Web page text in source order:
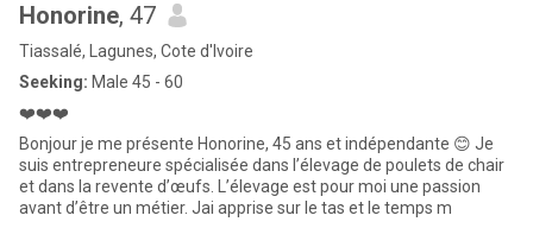
Honorine, 47
Tiassalé, Lagunes, Cote d'Ivoire
Seeking: Male 45 - 60
❤️❤️❤️
Bonjour je me présente Honorine, 45 ans et indépendante 😊 Je
suis entrepreneure spécialisée dans l’élevage de poulets de chair
et dans la revente d’œufs. L’élevage est pour moi une passion
avant d’être un métier. Jai apprise sur le tas et le temps m